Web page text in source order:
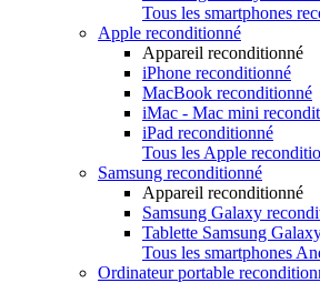
Tous les smartphones
Apple reconditionné
Appareil reconditionné
iPhone reconditionné
MacBook reconditionné
iMac - Mac mini
iPad reconditionné
Tous les Apple
Samsung reconditionné
Appareil reconditionné
Samsung Galaxy
Tablette Samsung
Tous les smartphones
Ordinateur portable